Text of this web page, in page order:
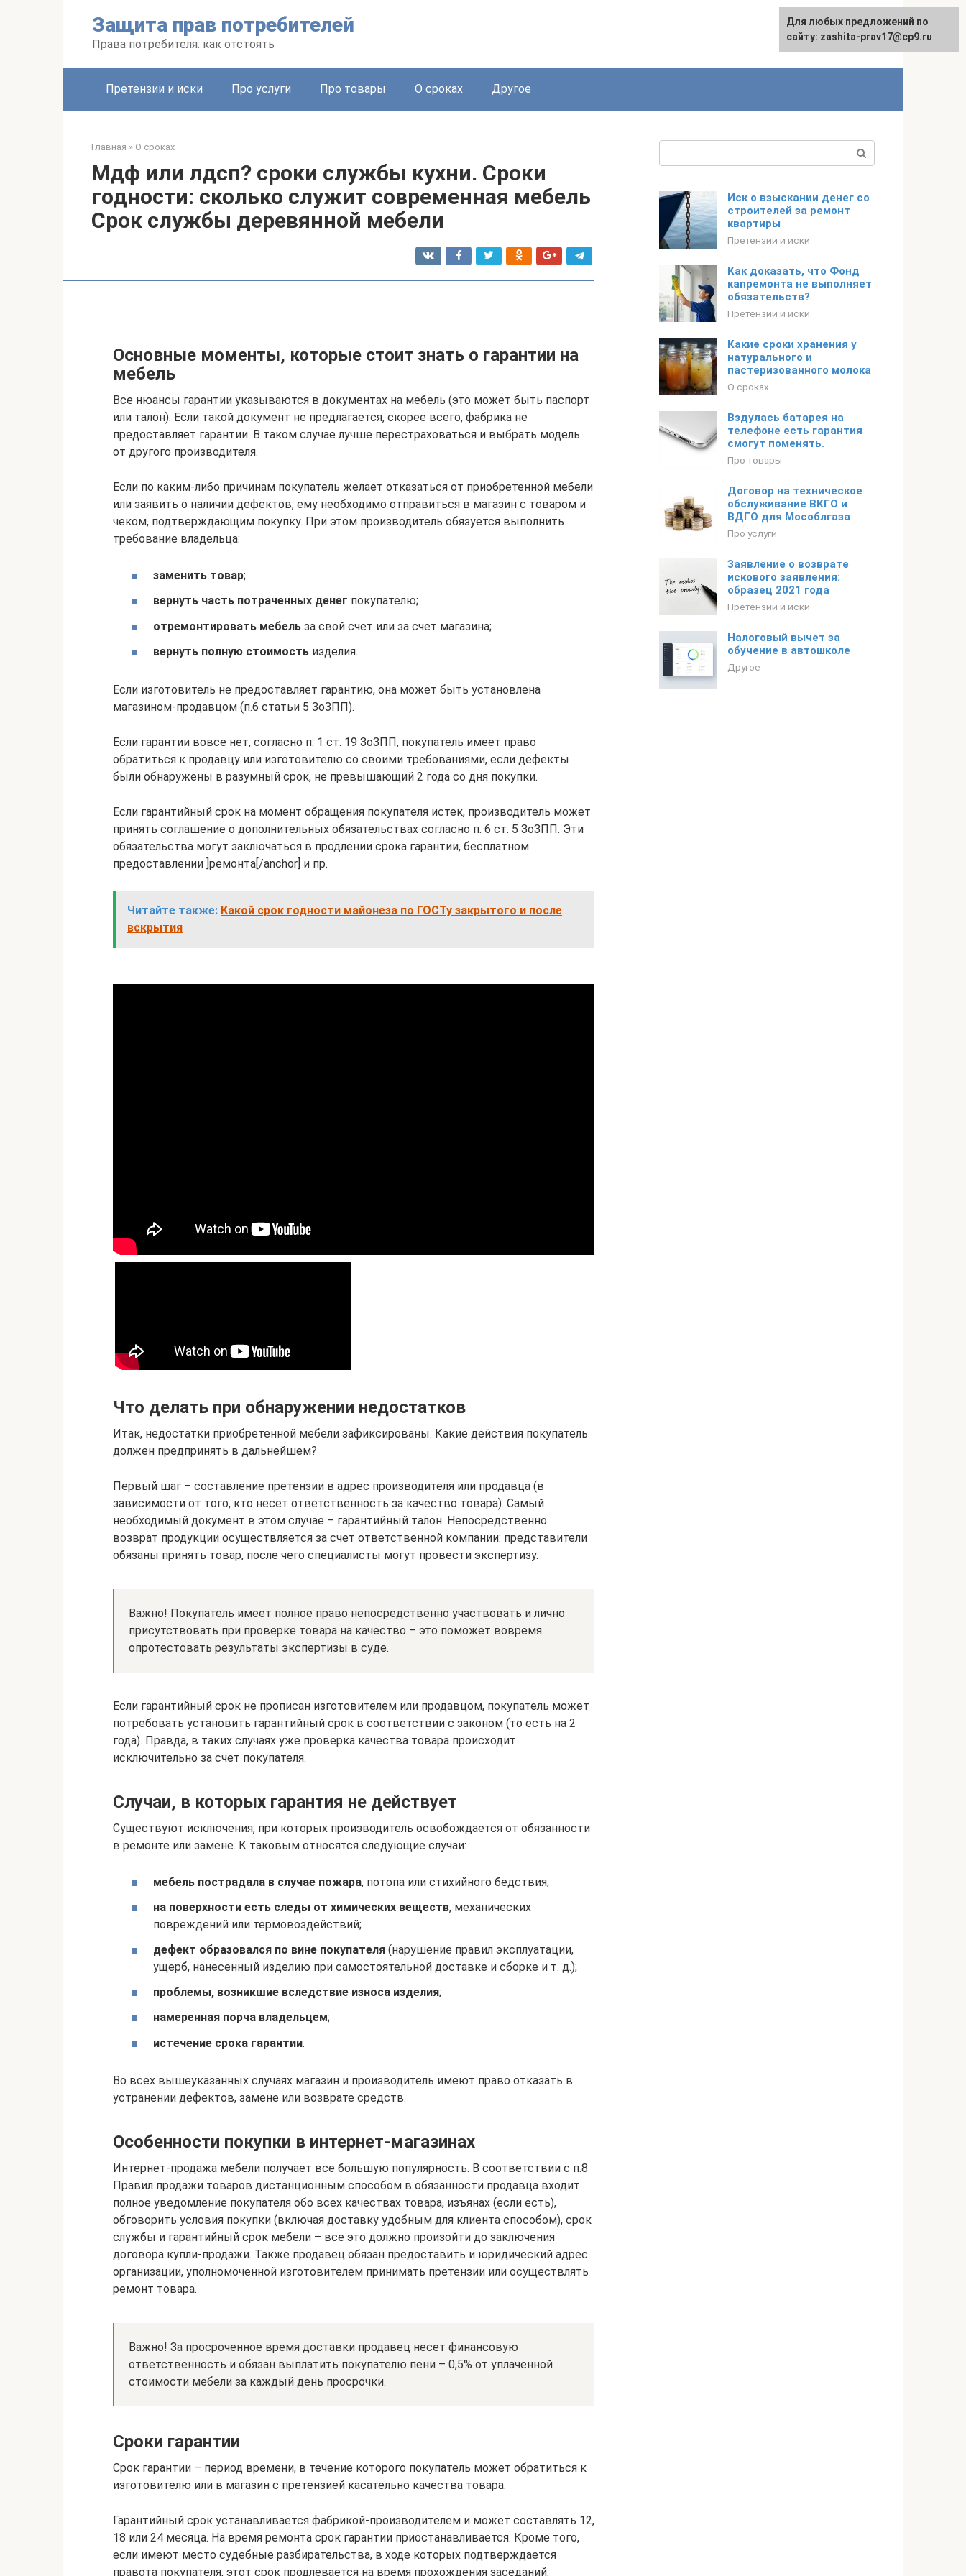
Защита прав потребителей
Права потребителя: как отстоять
English
Претензии и иски Про услуги Про товары О сроках Другое
Главная » О сроках
Мдф или лдсп? сроки службы кухни. Сроки
годности: сколько служит современная мебель
Срок службы деревянной мебели
Основные моменты, которые стоит знать о гарантии на
мебель
Все нюансы гарантии указываются в документах на мебель (это может быть паспорт
или талон). Если такой документ не предлагается, скорее всего, фабрика не
предоставляет гарантии. В таком случае лучше перестраховаться и выбрать модель
от другого производителя.
Если по каким-либо причинам покупатель желает отказаться от приобретенной мебели
или заявить о наличии дефектов, ему необходимо отправиться в магазин с товаром и
чеком, подтверждающим покупку. При этом производитель обязуется выполнить
требование владельца:
заменить товар;
вернуть часть потраченных денег покупателю;
отремонтировать мебель за свой счет или за счет магазина;
вернуть полную стоимость изделия.
Если изготовитель не предоставляет гарантию, она может быть установлена
магазином-продавцом (п.6 статьи 5 ЗоЗПП).
Если гарантии вовсе нет, согласно п. 1 ст. 19 ЗоЗПП, покупатель имеет право
обратиться к продавцу или изготовителю со своими требованиями, если дефекты
были обнаружены в разумный срок, не превышающий 2 года со дня покупки.
Если гарантийный срок на момент обращения покупателя истек, производитель может
принять соглашение о дополнительных обязательствах согласно п. 6 ст. 5 ЗоЗПП. Эти
обязательства могут заключаться в продлении срока гарантии, бесплатном
предоставлении ]ремонта[/anchor] и пр.
Читайте также: Какой срок годности майонеза по ГОСТу закрытого и после
вскрытия
Что делать при обнаружении недостатков
Итак, недостатки приобретенной мебели зафиксированы. Какие действия покупатель
должен предпринять в дальнейшем?
Первый шаг – составление претензии в адрес производителя или продавца (в
зависимости от того, кто несет ответственность за качество товара). Самый
необходимый документ в этом случае – гарантийный талон. Непосредственно
возврат продукции осуществляется за счет ответственной компании: представители
обязаны принять товар, после чего специалисты могут провести экспертизу.
Важно! Покупатель имеет полное право непосредственно участвовать и лично
присутствовать при проверке товара на качество – это поможет вовремя
опротестовать результаты экспертизы в суде.
Если гарантийный срок не прописан изготовителем или продавцом, покупатель может
потребовать установить гарантийный срок в соответствии с законом (то есть на 2
года). Правда, в таких случаях уже проверка качества товара происходит
исключительно за счет покупателя.
Случаи, в которых гарантия не действует
Существуют исключения, при которых производитель освобождается от обязанности
в ремонте или замене. К таковым относятся следующие случаи:
мебель пострадала в случае пожара, потопа или стихийного бедствия;
на поверхности есть следы от химических веществ, механических
повреждений или термовоздействий;
дефект образовался по вине покупателя (нарушение правил эксплуатации,
ущерб, нанесенный изделию при самостоятельной доставке и сборке и т. д.);
проблемы, возникшие вследствие износа изделия;
намеренная порча владельцем;
истечение срока гарантии.
Во всех вышеуказанных случаях магазин и производитель имеют право отказать в
устранении дефектов, замене или возврате средств.
Особенности покупки в интернет-магазинах
Интернет-продажа мебели получает все большую популярность. В соответствии с п.8
Правил продажи товаров дистанционным способом в обязанности продавца входит
полное уведомление покупателя обо всех качествах товара, изъянах (если есть),
обговорить условия покупки (включая доставку удобным для клиента способом), срок
службы и гарантийный срок мебели – все это должно произойти до заключения
договора купли-продажи. Также продавец обязан предоставить и юридический адрес
организации, уполномоченной изготовителем принимать претензии или осуществлять
ремонт товара.
Важно! За просроченное время доставки продавец несет финансовую
ответственность и обязан выплатить покупателю пени – 0,5% от уплаченной
стоимости мебели за каждый день просрочки.
Сроки гарантии
Срок гарантии – период времени, в течение которого покупатель может обратиться к
изготовителю или в магазин с претензией касательно качества товара.
Гарантийный срок устанавливается фабрикой-производителем и может составлять 12,
18 или 24 месяца. На время ремонта срок гарантии приостанавливается. Кроме того,
если имеют место судебные разбирательства, в ходе которых подтверждается
правота покупателя, этот срок продлевается на время прохождения заседаний.
Иск о взыскании денег со
строителей за ремонт
квартиры
Претензии и иски
Как доказать, что Фонд
капремонта не выполняет
обязательств?
Претензии и иски
Какие сроки хранения у
натурального и
пастеризованного молока
О сроках
Вздулась батарея на
телефоне есть гарантия
смогут поменять.
Про товары
Договор на техническое
обслуживание ВКГО и
ВДГО для Мособлгаза
Про услуги
Заявление о возврате
искового заявления:
образец 2021 года
Претензии и иски
Налоговый вычет за
обучение в автошколе
Другое
Для любых предложений по
сайту: zashita-prav17@cp9.ru